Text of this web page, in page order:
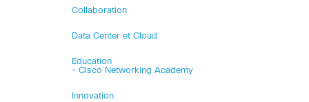
Collaboration
Data Center et Cloud
Education
– Cisco Networking Academy
Innovation